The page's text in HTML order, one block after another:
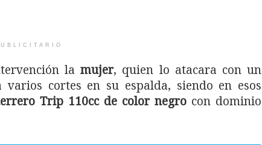
lamujer, quien lo atacara con un
cortes en su espalda, siendo en esos
Trip 110cc de color negro con dominio